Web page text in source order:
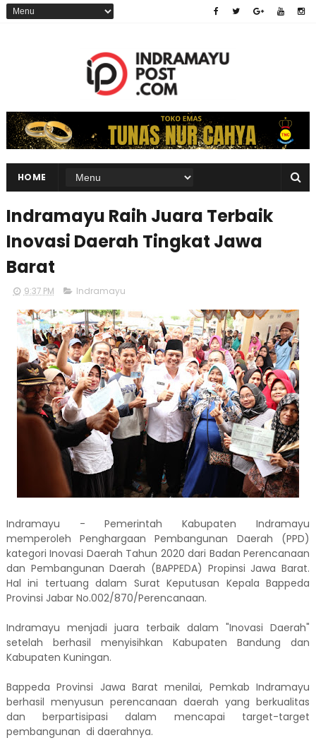
HOME
Indramayu Raih Juara Terbaik
Inovasi Daerah Tingkat Jawa
Barat
9:37 PM Indramayu
Indramayu - Pemerintah Kabupaten Indramayu
memperoleh Penghargaan Pembangunan Daerah (PPD)
kategori Inovasi Daerah Tahun 2020 dari Badan Perencanaan
dan Pembangunan Daerah (BAPPEDA) Propinsi Jawa Barat.
Hal ini tertuang dalam Surat Keputusan Kepala Bappeda
Provinsi Jabar No.002/870/Perencanaan.
Indramayu menjadi juara terbaik dalam "Inovasi Daerah"
setelah berhasil menyisihkan Kabupaten Bandung dan
Kabupaten Kuningan.
Bappeda Provinsi Jawa Barat menilai, Pemkab Indramayu
berhasil menyusun perencanaan daerah yang berkualitas
dan berpartisipasi dalam mencapai target-target
pembangunan di daerahnya.